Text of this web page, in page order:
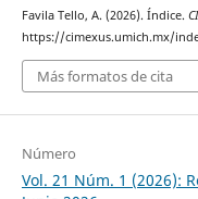
Favila Tello, A. (2026). Índice.
https://cimexus.umich.mx/
Más formatos de cita
Número
Vol. 21 Núm. 1 (2026):